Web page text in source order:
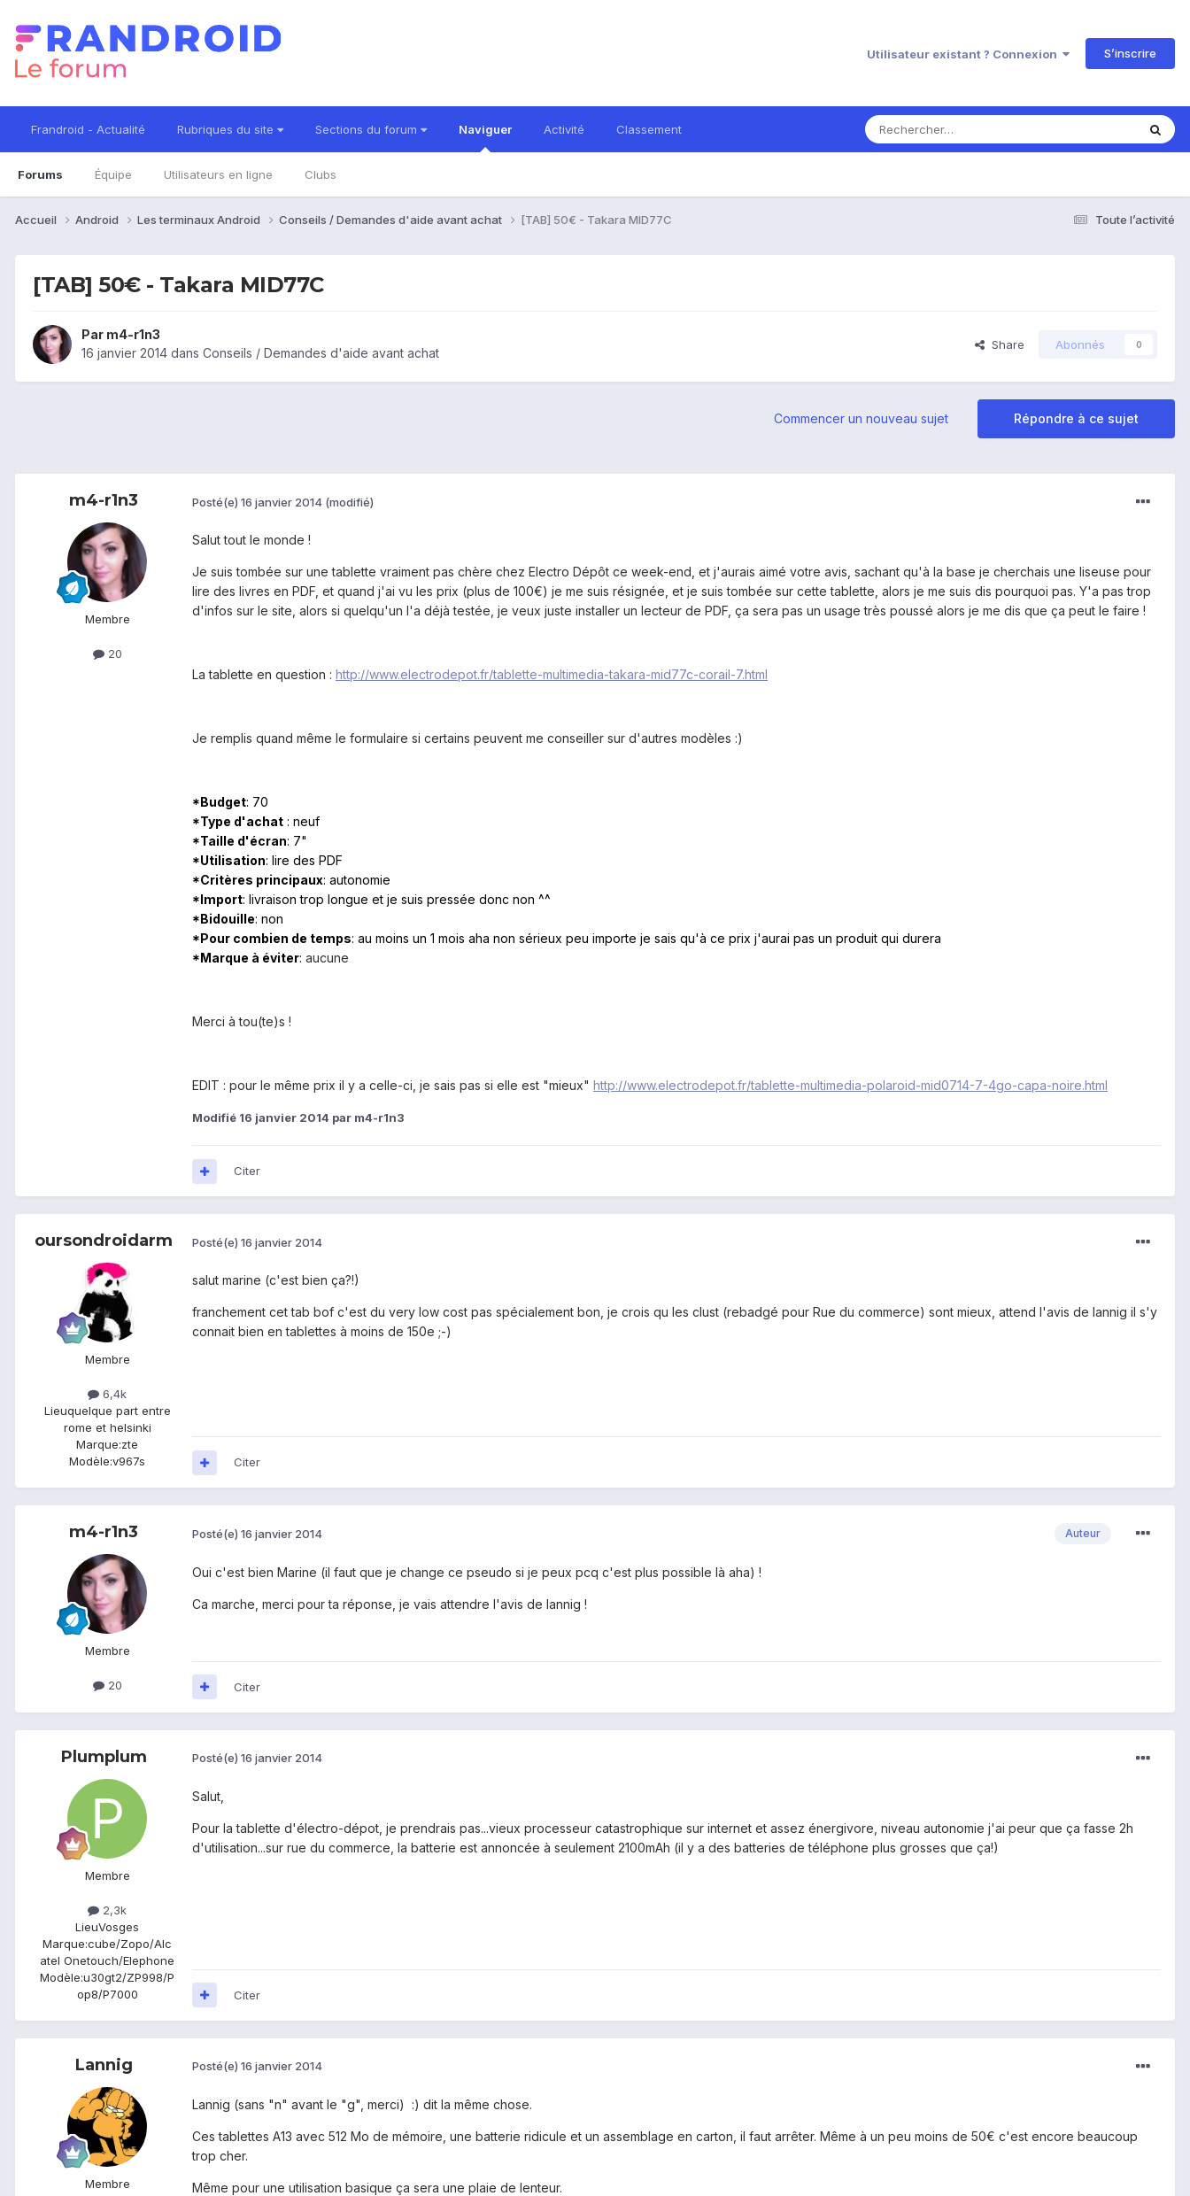
Utilisateur existant ? Connexion S’inscrire
Frandroid - Actualité Rubriques du site Sections du forum Naviguer
Forums Équipe Utilisateurs en ligne Clubs
Activité Classement
Toute l’activité
Accueil Android Les terminaux Android Conseils / Demandes d'aide avant achat [TAB] 50€ - Takara MID77C
[TAB] 50€ - Takara MID77C
Par m4-r1n3
16 janvier 2014 dans Conseils / Demandes d'aide avant achat
Share Abonnés 0
Répondre à ce sujet
Commencer un nouveau sujet
m4-r1n3
Membre
20
Posté(e) 16 janvier 2014 (modifié)
Salut tout le monde !
Je suis tombée sur une tablette vraiment pas chère chez Electro Dépôt ce week-end, et j'aurais aimé votre avis, sachant qu'à la base je cherchais une liseuse pour
lire des livres en PDF, et quand j'ai vu les prix (plus de 100€) je me suis résignée, et je suis tombée sur cette tablette, alors je me suis dis pourquoi pas. Y'a pas trop
d'infos sur le site, alors si quelqu'un l'a déjà testée, je veux juste installer un lecteur de PDF, ça sera pas un usage très poussé alors je me dis que ça peut le faire !
La tablette en question : http://www.electrodepot.fr/tablette-multimedia-takara-mid77c-corail-7.html
Je remplis quand même le formulaire si certains peuvent me conseiller sur d'autres modèles :)
*Budget: 70
*Type d'achat : neuf
*Taille d'écran: 7"
*Utilisation: lire des PDF
*Critères principaux: autonomie
*Import: livraison trop longue et je suis pressée donc non ^^
*Bidouille: non
*Pour combien de temps: au moins un 1 mois aha non sérieux peu importe je sais qu'à ce prix j'aurai pas un produit qui durera
*Marque à éviter: aucune
Merci à tou(te)s !
EDIT : pour le même prix il y a celle-ci, je sais pas si elle est "mieux" http://www.electrodepot.fr/tablette-multimedia-polaroid-mid0714-7-4go-capa-noire.html
Modifié 16 janvier 2014 par m4-r1n3
Citer
oursondroidarm
Membre
6,4k
Lieuquelque part entre
rome et helsinki
Marque:zte
Modèle:v967s
Posté(e) 16 janvier 2014
salut marine (c'est bien ça?!)
franchement cet tab bof c'est du very low cost pas spécialement bon, je crois qu les clust (rebadgé pour Rue du commerce) sont mieux, attend l'avis de lannig il s'y
connait bien en tablettes à moins de 150e ;-)
Citer
m4-r1n3
Membre
20
Auteur
Posté(e) 16 janvier 2014
Oui c'est bien Marine (il faut que je change ce pseudo si je peux pcq c'est plus possible là aha) !
Ca marche, merci pour ta réponse, je vais attendre l'avis de lannig !
Citer
Plumplum
Membre
2,3k
LieuVosges
Marque:cube/Zopo/Alc
atel Onetouch/Elephone
Modèle:u30gt2/ZP998/P
op8/P7000
Posté(e) 16 janvier 2014
Salut,
Pour la tablette d'électro-dépot, je prendrais pas...vieux processeur catastrophique sur internet et assez énergivore, niveau autonomie j'ai peur que ça fasse 2h
d'utilisation...sur rue du commerce, la batterie est annoncée à seulement 2100mAh (il y a des batteries de téléphone plus grosses que ça!)
Citer
Lannig
Membre
Posté(e) 16 janvier 2014
Lannig (sans "n" avant le "g", merci) :) dit la même chose.
Ces tablettes A13 avec 512 Mo de mémoire, une batterie ridicule et un assemblage en carton, il faut arrêter. Même à un peu moins de 50€ c'est encore beaucoup
trop cher.
Même pour une utilisation basique ça sera une plaie de lenteur.